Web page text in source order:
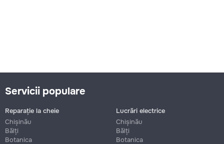
Servicii populare
Reparație la cheie
Chișinău
Bălți
Botanica
Lucrări electrice
Chișinău
Bălți
Botanica